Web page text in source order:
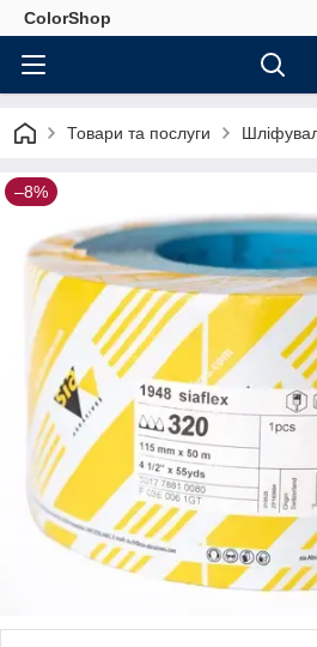
ColorShop
Товари та послуги
–8%